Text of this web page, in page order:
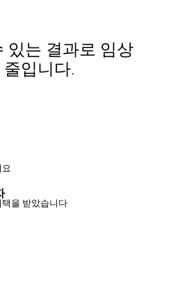
있는 결과로 임상
입니다.
을 받았습니다